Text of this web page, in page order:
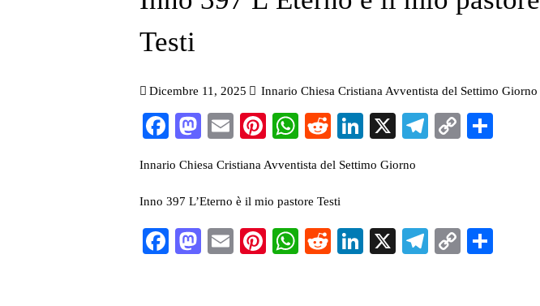
Testi
Dicembre 11, 2025 Innario Chiesa Cristiana Avventista del Settimo Giorno
Facebook
Mastodon
EmailPinterest
WhatsApp
RedditLinkedIn
X Telegram
Copy
Innario Chiesa Cristiana Avventista del Settimo Giorno
Inno 397 L’Eterno è il mio pastore Testi
Facebook
Mastodon
EmailPinterest
WhatsApp
RedditLinkedIn
X Telegram
Copy